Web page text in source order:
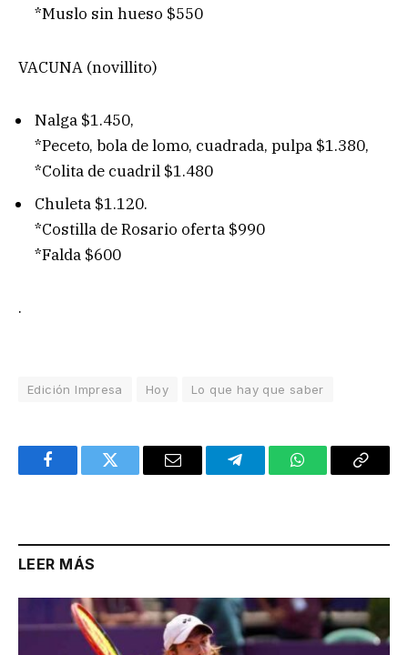
*Muslo sin hueso $550
VACUNA (novillito)
Nalga $1.450,
*Peceto, bola de lomo, cuadrada, pulpa $1.380,
*Colita de cuadril $1.480
Chuleta $1.120.
*Costilla de Rosario oferta $990
*Falda $600
.
Edición Impresa Hoy Lo que hay que saber
FacebookTwitter Email TelegramWhatsAppCopy
LEER MÁS